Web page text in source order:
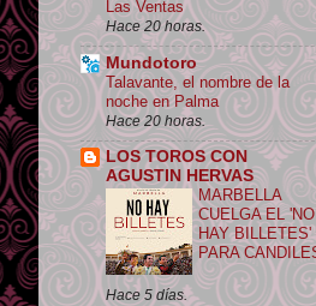
Las Ventas
Hace 20 horas.
Mundotoro
Talavante, el nombre de la
noche en Palma
Hace 20 horas.
LOS TOROS CON
AGUSTIN HERVAS
MARBELLA
CUELGA EL 'NO
HAY BILLETES'
PARA
Hace 5 días.